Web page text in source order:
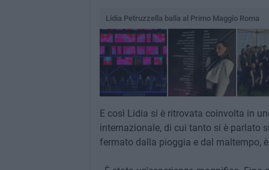
Lidia Petruzzella balla al Primo Maggio Roma
E così Lidia si è ritrovata coinvolta in
internazionale, di cui tanto si è parlato
fermato dalla pioggia e dal maltempo,